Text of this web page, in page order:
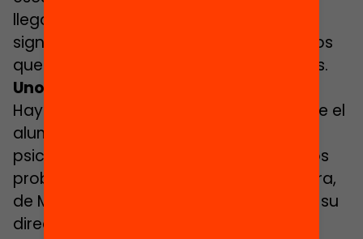
llegados no presentan una diferencia
significativa respecto a los de los nativos
que no estudian en centros segregados.
Unos maestros implicados al 200%
Hay una cara oculta de la pobreza entre el
alumnado: la cuestión emocional y
psicológica. Cuando se pregunta por los
problemas que tiene el Instituto La Ribera,
de Montcada, lo primero que responde su
directora, Àngels Longan, es tanto “el